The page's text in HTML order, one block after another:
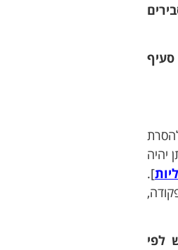
להוראות סעיף
להסרת
יהיה
].
עד שנת מאסר וקנס. עבירה טכנית נוספת היא עבירה לפי סעיף 217 לפקודה,
לפי